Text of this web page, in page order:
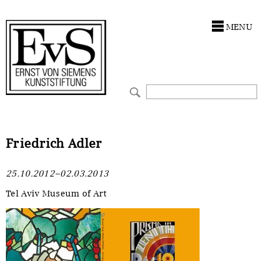
MENU
Friedrich Adler
25.10.2012–02.03.2013
Tel Aviv Museum of Art
Förderphilosophie
Gremien
Stellenangebote
Ankauf
Restaurierungen
UKRAINE-Förderlinie
Zwischenfinanzierung